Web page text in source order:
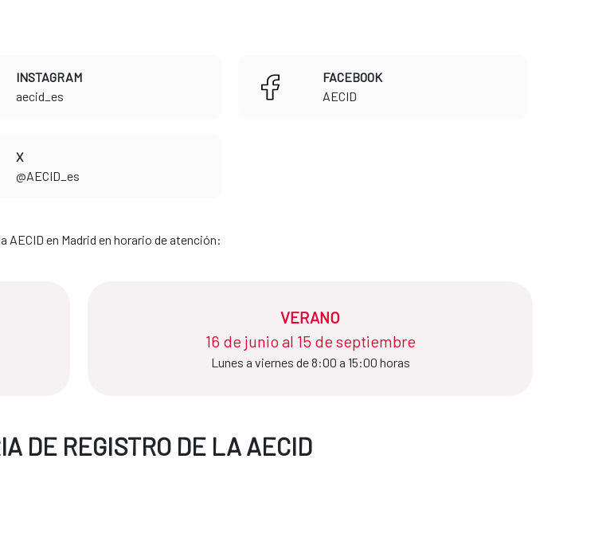
INSTAGRAM
​​​​​​​aecid_es
FACEBOOK
​​​​​​​AECID
X
​​​​​​​@AECID_es
AECID en Madrid en horario de atención:
VERANO
16 de junio al 15 de septiembre
Lunes a viernes de 8:00 a 15:00 horas
DE REGISTRO DE LA AECID